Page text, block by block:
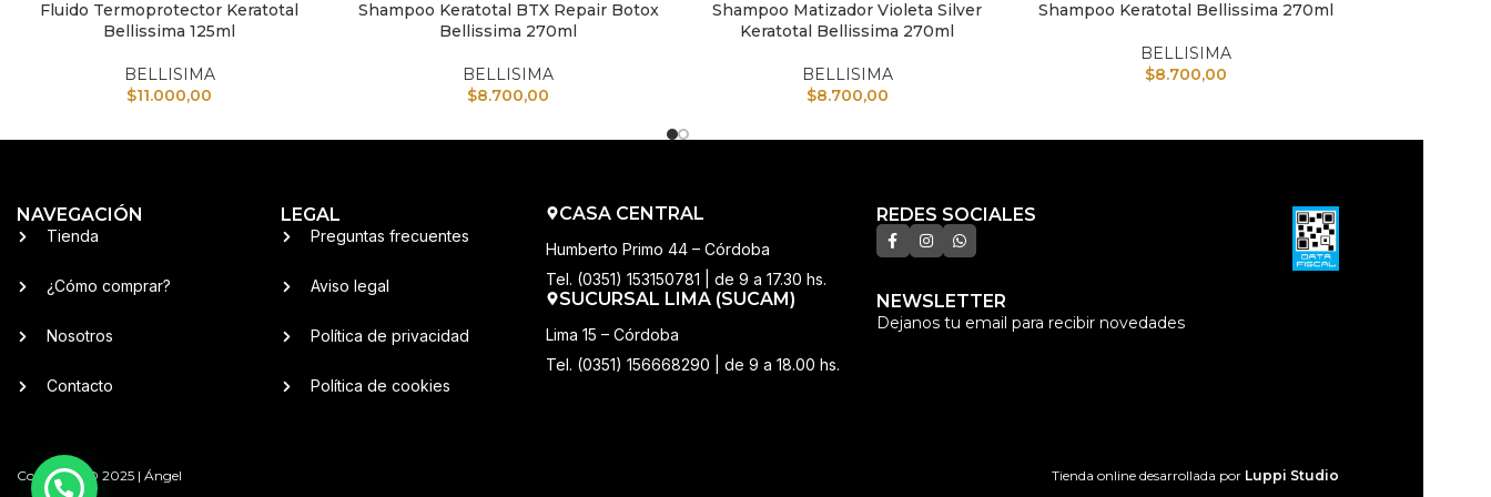
AÑADIR AL CARRITO
Fluido Termoprotector Keratotal
Bellissima 125ml
BELLISIMA
$11.000,00
AÑADIR AL CARRITO
Shampoo Keratotal BTX Repair Botox
Bellissima 270ml
BELLISIMA
$8.700,00
AÑADIR AL CARRITO
Shampoo Matizador Violeta Silver
Keratotal Bellissima 270ml
BELLISIMA
$8.700,00
AÑADIR AL CARRITO
Shampoo Keratotal Bellissima 270ml
BELLISIMA
$8.700,00
NAVEGACIÓN
Tienda
¿Cómo comprar?
Nosotros
Contacto
LEGAL
Preguntas frecuentes
Aviso legal
Política de privacidad
Política de cookies
CASA CENTRAL
Humberto Primo 44 – Córdoba
Tel. (0351) 153150781 | de 9 a 17.30 hs.
SUCURSAL LIMA (SUCAM)
Lima 15 – Córdoba
Tel. (0351) 156668290 | de 9 a 18.00 hs.
REDES SOCIALES
NEWSLETTER
Dejanos tu email para recibir novedades
Tienda online desarrollada por Luppi Studio
Copyright © 2025 | Ángel